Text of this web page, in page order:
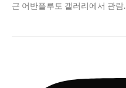
근 어반플루토 갤러리에서 관람.